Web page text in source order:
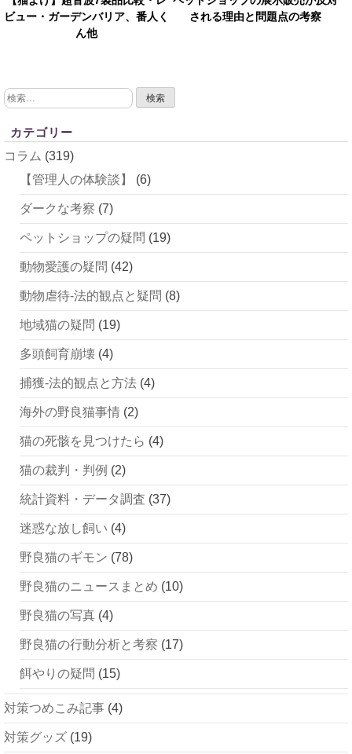
ビュー・ガーデンバリア、番人く
ん他
される理由と問題点の考察
検
索:
カテゴリー
コラム (319)
【管理人の体験談】
(6)
ダークな考察 (7)
ペットショップの疑問 (19)
動物愛護の疑問 (42)
動物虐待-法的観点と疑問 (8)
地域猫の疑問 (19)
多頭飼育崩壊 (4)
捕獲-法的観点と方法 (4)
海外の野良猫事情 (2)
猫の死骸を見つけたら (4)
猫の裁判・判例 (2)
統計資料・データ調査 (37)
迷惑な放し飼い (4)
野良猫のギモン (78)
野良猫のニュースまとめ (10)
野良猫の写真 (4)
野良猫の行動分析と考察 (17)
餌やりの疑問 (15)
対策つめこみ記事 (4)
対策グッズ (19)